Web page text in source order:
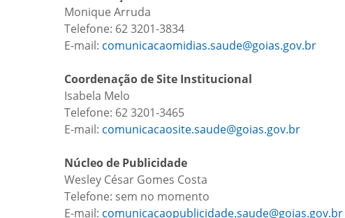
Monique Arruda
Telefone: 62 3201-3834
E-mail: comunicacaomidias.saude@goias.gov.br
Coordenação de Site Institucional
Isabela Melo
Telefone: 62 3201-3465
E-mail: comunicacaosite.saude@goias.gov.br
Núcleo de Publicidade
Wesley César Gomes Costa
Telefone: sem no momento
E-mail: comunicacaopublicidade.saude@goias.gov.br